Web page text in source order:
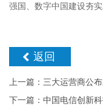
强国、数字中国建设夯实
返回
上一篇：三大运营商公
下一篇：中国电信创新